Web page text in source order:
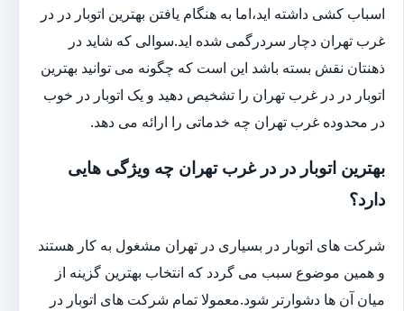
اسباب کشی داشته اید،اما به هنگام یافتن بهترین اتوبار در در
غرب تهران دچار سردرگمی شده اید.سوالی که شاید در
ذهنتان نقش بسته باشد این است که چگونه می توانید بهترین
اتوبار در در غرب تهران را تشخیص دهید و یک اتوبار در خوب
در محدوده غرب تهران چه خدماتی را ارائه می دهد.
بهترین اتوبار در در غرب تهران چه ویژگی هایی
دارد؟
شرکت های اتوبار در بسیاری در تهران مشغول به کار هستند
و همین موضوع سبب می گردد که انتخاب بهترین گزینه از
میان آن ها دشوارتر شود.معمولا تمام شرکت های اتوبار در